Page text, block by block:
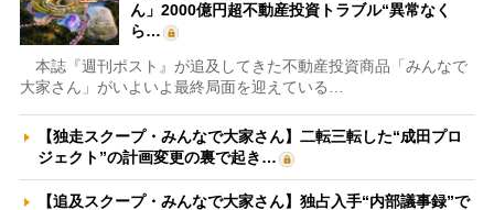
ん」2000億円超不動産投資トラブル“異常なく
ら…
本誌『週刊ポスト』が追及してきた不動産投資商品「みんなで
大家さん」がいよいよ最終局面を迎えている…
【独走スクープ・みんなで大家さん】二転三転した“成田プロ
ジェクト”の計画変更の裏で起き…
【追及スクープ・みんなで大家さん】独占入手“内部議事録”で